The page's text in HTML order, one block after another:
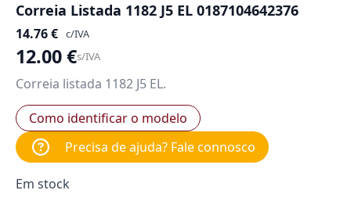
Correia Listada 1182 J5 EL 0187104642376
14.76€ c/IVA
12.00€s/IVA
Correia listada 1182 J5 EL.
Como identificar o modelo
Precisa de ajuda? Fale connosco
Em stock